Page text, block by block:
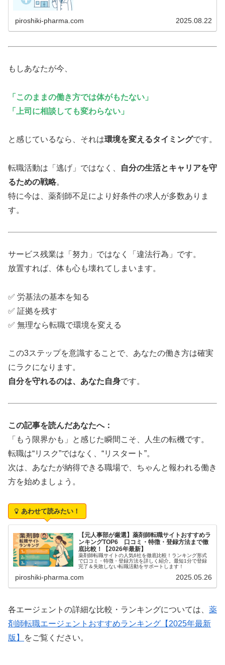
piroshiki-pharma.com 2025.08.22
もしあなたが今、
「このままの働き方では体がもたない」
「上司に相談しても変わらない」
と感じているなら、それは環境を変えるタイミングです。
転職活動は「逃げ」ではなく、
自分の生活とキャリアを守
るための戦略。
特に今は、薬剤師不足により好条件の求人が多数ありま
す。
サービス残業は「努力」ではなく「違法行為」です。
放置すれば、体も心も壊れてしまいます。
✅ 労基法の基本を知る
✅ 証拠を残す
✅ 無理なら転職で環境を変える
この3ステップを意識することで、あなたの働き方は確実
にラクになります。
自分を守れるのは、あなた自身です。
この記事を読んだあなたへ：
「もう限界かも」と感じた瞬間こそ、人生の転機です。
転職は“リスク”ではなく、“リスタート”。
次は、あなたが納得できる職場で、ちゃんと報われる働き
方を始めましょう。
あわせて読みたい！
【元人事部が厳選】薬剤師転職サイトおすすめラ
ンキングTOP6 口コミ・特徴・登録方法まで徹
底比較！【2026年最新】
薬剤師転職サイトの人気6社を徹底比較！ランキング形式
で口コミ・特徴・登録方法を詳しく紹介。最短1分で登録
完了＆失敗しない転職活動をサポートします！
piroshiki-pharma.com 2025.05.26
各エージェントの詳細な比較・ランキングについては、 薬
剤師転職エージェントおすすめランキング【2025年最新
版】
をご覧ください。